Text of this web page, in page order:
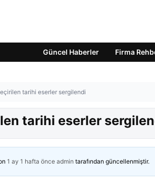
Güncel Haberler Firma
tarihi eserler sergilendi
tarihi eserler
1 ay 1 hafta önce admin tarafından güncellenmiştir.